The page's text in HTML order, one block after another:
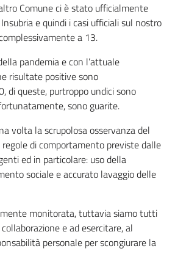
Comune ci è stato ufficialmente
e quindi i casi ufficiali sul nostro
a 13.
pandemia e con l’attuale
risultate positive sono
di queste, purtroppo undici sono
sono guarite.
volta la scrupolosa osservanza del
di comportamento previste dalle
ed in particolare: uso della
sociale e accurato lavaggio delle
monitorata, tuttavia siamo tutti
e ad esercitare, al
personale per scongiurare la